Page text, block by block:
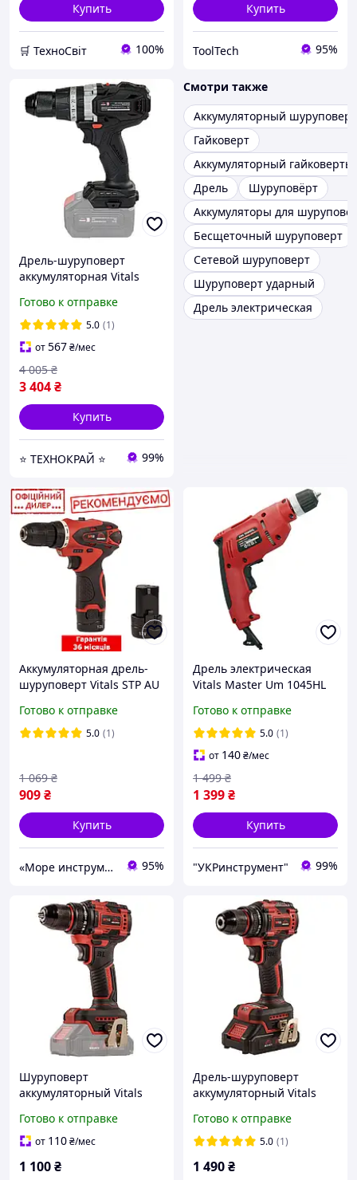
Купить
🛒 ТехноСвіт 100%
Купить
ToolTech 95%
Дрель-шуруповерт
аккумуляторная Vitals
SmartLine+
Готово к отправке
5.0 (1)
от567₴/мес
3 404₴
4 005 ₴
Купить
⭐ ТЕХНОКРАЙ ⭐ 99%
Смотри также
Аккумуляторный шуруповерт
Гайковерт
Аккумуляторный гайковерты
Дрель
Шуруповёрт
Аккумуляторы для
Бесщеточный шуруповерт
Сетевой шуруповерт
Шуруповерт ударный
Дрель электрическая
Аккумуляторная дрель-
шуруповерт Vitals STP AU
ЗУ, 12 В, 21 Нм, 2
скорости) для дома
Готово к отправке
5.0 (1)
909₴
1 069 ₴
Купить
«Море инструментов» 95%
Дрель электрическая
Vitals Master Um 1045HL
Готово к отправке
5.0 (1)
от 140₴/мес
1 399₴
1 499 ₴
Купить
"УКРинструмент" 99%
Шуруповерт
аккумуляторный Vitals
акб
Готово к отправке
от 110₴/мес
1 100₴
Дрель-шуруповерт
аккумуляторный Vitals
Kit (С АКБ и ЗУ)
Готово к отправке
5.0 (1)
1 490₴